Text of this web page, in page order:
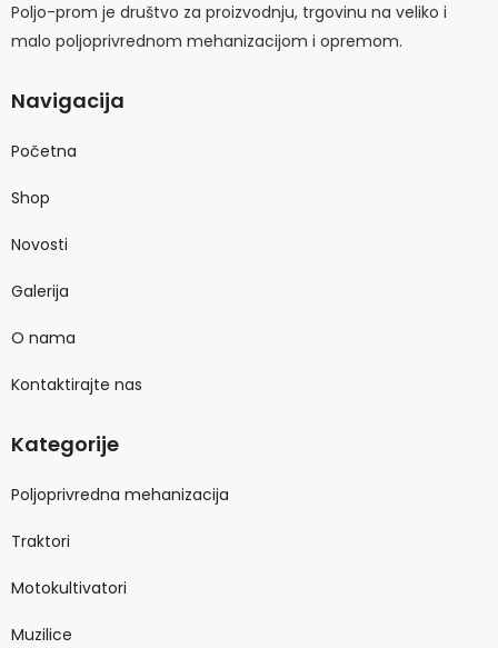
Poljo-prom je društvo za proizvodnju, trgovinu na veliko i
malo poljoprivrednom mehanizacijom i opremom.
Navigacija
Početna
Shop
Novosti
Galerija
O nama
Kontaktirajte nas
Kategorije
Poljoprivredna mehanizacija
Traktori
Motokultivatori
Muzilice